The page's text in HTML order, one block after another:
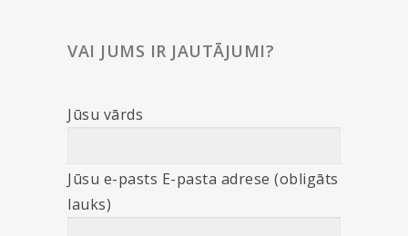
VAI JUMS IR JAUTĀJUMI?
Jūsu vārds
Jūsu e-pasts E-pasta adrese (obligāts
lauks)